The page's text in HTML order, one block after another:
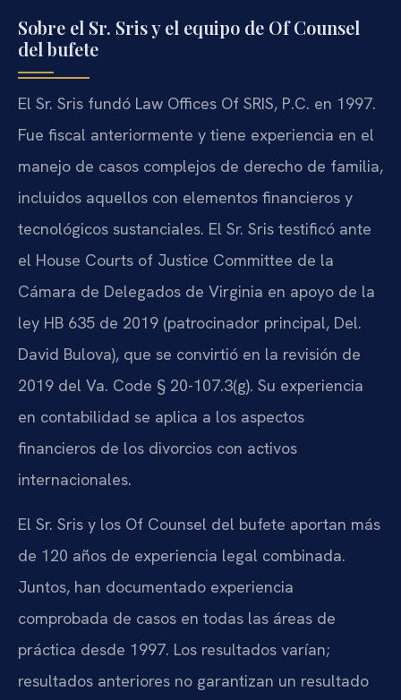
Sobre el Sr. Sris y el equipo de Of Counsel
del bufete
El Sr. Sris fundó Law Offices Of SRIS, P.C. en 1997.
Fue fiscal anteriormente y tiene experiencia en el
manejo de casos complejos de derecho de familia,
incluidos aquellos con elementos financieros y
tecnológicos sustanciales. El Sr. Sris testificó ante
el House Courts of Justice Committee de la
Cámara de Delegados de Virginia en apoyo de la
ley HB 635 de 2019 (patrocinador principal, Del.
David Bulova), que se convirtió en la revisión de
2019 del Va. Code § 20-107.3(g). Su experiencia
en contabilidad se aplica a los aspectos
financieros de los divorcios con activos
internacionales.
El Sr. Sris y los Of Counsel del bufete aportan más
de 120 años de experiencia legal combinada.
Juntos, han documentado experiencia
comprobada de casos en todas las áreas de
práctica desde 1997. Los resultados varían;
resultados anteriores no garantizan un resultado